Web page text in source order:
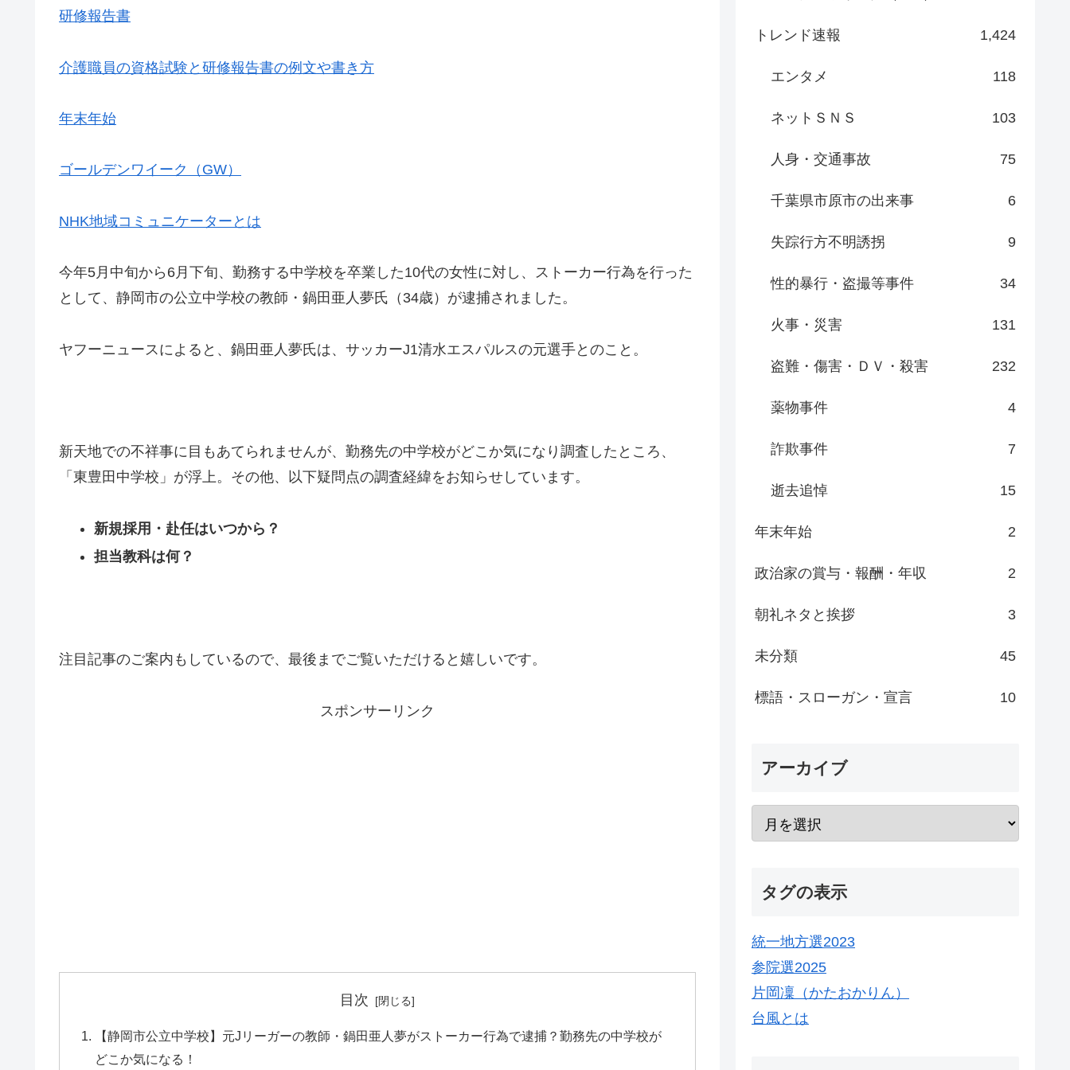
研修報告書
介護職員の資格試験と研修報告書の例文や書き方
年末年始
ゴールデンワイーク（GW）
NHK地域コミュニケーターとは
今年5月中旬から6月下旬、勤務する中学校を卒業した10代の女性に対し、ストーカー行為を行った
として、静岡市の公立中学校の教師・鍋田亜人夢氏（34歳）が逮捕されました。
ヤフーニュースによると、鍋田亜人夢氏は、サッカーJ1清水エスパルスの元選手とのこと。
新天地での不祥事に目もあてられませんが、勤務先の中学校がどこか気になり調査したところ、
「東豊田中学校」が浮上。その他、以下疑問点の調査経緯をお知らせしています。
新規採用・赴任はいつから？
担当教科は何？
注目記事のご案内もしているので、最後までご覧いただけると嬉しいです。
スポンサーリンク
目次
【静岡市公立中学校】元Jリーガーの教師・鍋田亜人夢がストーカー行為で逮捕？勤務先の中学校が
どこか気になる！
トレンド速報 1,424
エンタメ 118
ネットＳＮＳ 103
人身・交通事故 75
千葉県市原市の出来事 6
失踪行方不明誘拐 9
性的暴行・盗撮等事件 34
火事・災害 131
盗難・傷害・ＤＶ・殺害 232
薬物事件 4
詐欺事件 7
逝去追悼 15
年末年始 2
政治家の賞与・報酬・年収 2
朝礼ネタと挨拶 3
未分類 45
標語・スローガン・宣言 10
アーカイブ
タグの表示
統一地方選2023
参院選2025
片岡凜（かたおかりん）
台風とは